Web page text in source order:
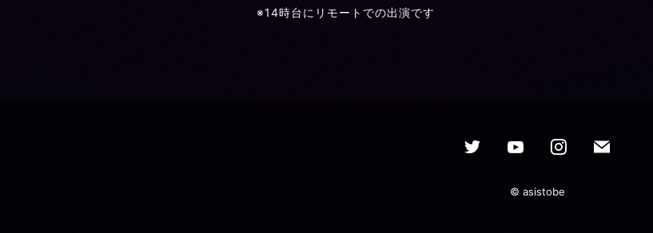
※14時台にリモートでの出演です
© asistobe